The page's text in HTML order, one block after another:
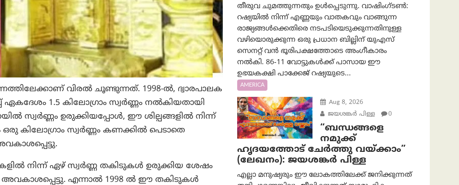
വിരൽ ചൂണ്ടുന്നത്. 1998-ൽ, ദ്വാരപാലക
1.5 കിലോഗ്രാം സ്വർണ്ണം നൽകിയതായി
സ്വർണ്ണം ഉരുക്കിയപ്പോൾ, ഈ ശില്പങ്ങളിൽ നിന്ന്
ഒരു കിലോഗ്രാം സ്വർണ്ണം കണക്കിൽ പെടാതെ
നിന്ന് ഏഴ് സ്വർണ്ണ തകിടുകൾ ഉരുക്കിയ ശേഷം
അവകാശപ്പെട്ടു. എന്നാൽ 1998 ൽ ഈ തകിടുകൾ
തീരുവ ചുമത്തുന്നതും ഉൾപ്പെടുന്നു. വാഷിംഗ്ടണ്‍:
റഷ്യയിൽ നിന്ന് എണ്ണയും വാതകവും വാങ്ങുന്ന
രാജ്യങ്ങൾക്കെതിരെ നടപടിയെടുക്കുന്നതിനുള്ള
വഴിയൊരുക്കുന്ന ഒരു പ്രധാന ബില്ലിന് യുഎസ്
സെനറ്റ് വൻ ഭൂരിപക്ഷത്തോടെ അംഗീകാരം
നൽകി. 86-11 വോട്ടുകൾക്ക് പാസായ ഈ
ഉഭയകക്ഷി പാക്കേജ് റഷ്യയുടെ...
AMERICA
Aug 8, 2026
ജയശങ്കര്‍ പിള്ള
0
“ബന്ധങ്ങളെ
നമുക്ക്
ഹൃദയത്തോട് ചേർത്തു വയ്ക്കാം”
(ലേഖനം): ജയശങ്കര്‍ പിള്ള
എല്ലാ മനുഷ്യരും ഈ ലോകത്തിലേക്ക് ജനിക്കുന്നത്